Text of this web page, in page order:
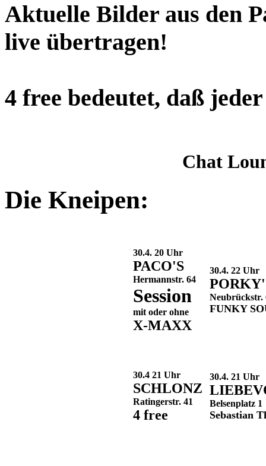
Aktuelle Bilder aus den
live übertragen!
4 free bedeutet, daß
Chat
Die Kneipen:
30.4. 20 Uhr
PACO'S
Hermannstr. 64
Session
mit oder ohne
X-MAXX
30.4. 22 Uhr
Neubrückstr.
FUNKY
30.4 21 Uhr
SCHLONZ
Ratingerstr. 41
4 free
30.4. 21 Uhr
Belsenplatz 1
Sebastian